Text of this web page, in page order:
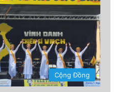
Cộng Đồng